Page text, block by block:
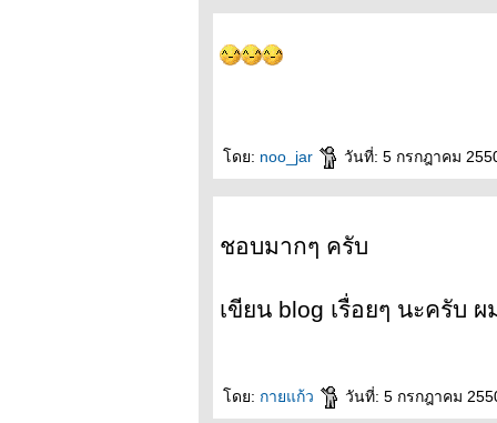
ดย: noo_jar วันที่: 5 กรกฎาคม
ชอบมากๆ ครับ
เขียน blog เรื่อยๆ นะครับ
ดย: กายแก้ว วันที่: 5 กรกฎาคม